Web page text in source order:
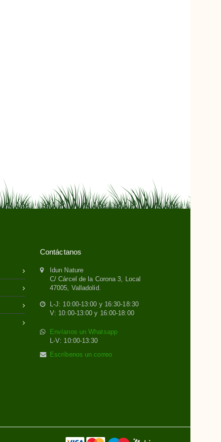
Contáctanos
Idun Nature
C/ Cárcel de la Corona 3, Local
47005, Valladolid.
L-J: 10:00-13:00 y 16:30-18:30
V: 10:00-13:00 y 16:00-18:00
Envíanos un Whatsapp
L-V: 10:00-13:30
Escríbenos un correo